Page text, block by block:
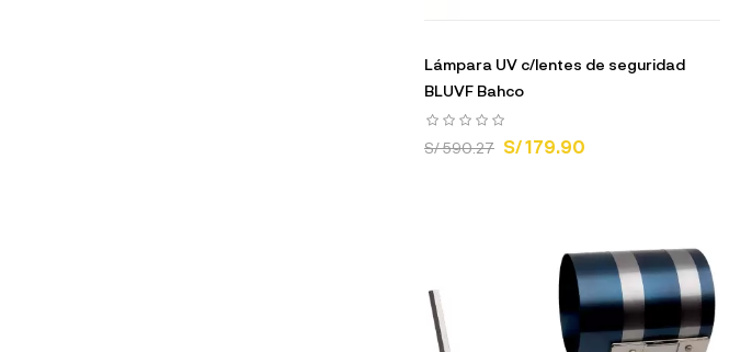
Lámpara UV c/lentes de seguridad
BLUVF Bahco
S/ 590.27 S/ 179.90